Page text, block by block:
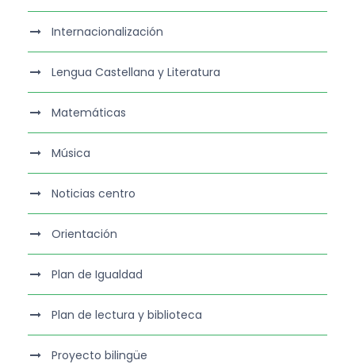
Internacionalización
Lengua Castellana y Literatura
Matemáticas
Música
Noticias centro
Orientación
Plan de Igualdad
Plan de lectura y biblioteca
Proyecto bilingüe